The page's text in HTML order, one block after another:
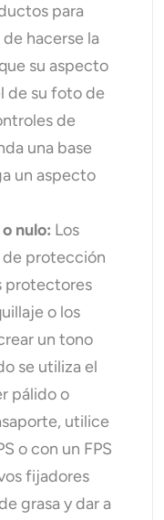
para
hacerse la
su aspecto
de su foto de
de
una base
un aspecto
nulo: Los
protección
protectores
o los
un tono
se utiliza el
pálido o
utilice
o con un FPS
fijadores
grasa y dar a